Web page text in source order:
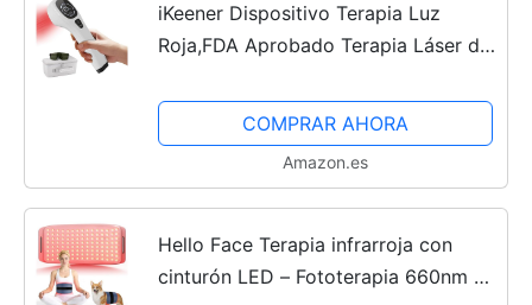
iKeener Dispositivo Terapia Luz
Roja,FDA Aprobado Terapia Láser de
Infrarroja Bajo Nivel para...
COMPRAR AHORA
Amazon.es
Hello Face Terapia infrarroja con
cinturón LED – Fototerapia 660nm &